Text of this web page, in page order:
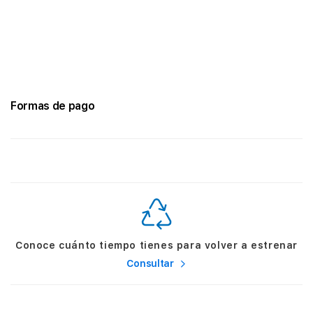
Formas de pago
Conoce cuánto tiempo tienes para volver a estrenar
Consultar